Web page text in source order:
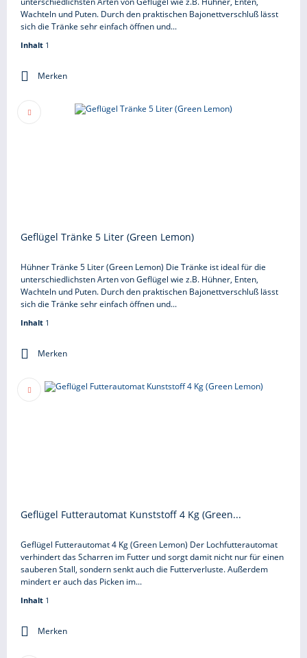
Wachteln und Puten. Durch den praktischen Bajonettverschluß lässt
sich die Tränke sehr einfach öffnen und...
Inhalt 1
Merken
Geflügel Tränke 5 Liter (Green Lemon)
Hühner Tränke 5 Liter (Green Lemon) Die Tränke ist ideal für die
unterschiedlichsten Arten von Geflügel wie z.B. Hühner, Enten,
Wachteln und Puten. Durch den praktischen Bajonettverschluß lässt
sich die Tränke sehr einfach öffnen und...
Inhalt 1
Merken
Geflügel Futterautomat Kunststoff 4 Kg (Green...
Geflügel Futterautomat 4 Kg (Green Lemon) Der Lochfutterautomat
verhindert das Scharren im Futter und sorgt damit nicht nur für einen
sauberen Stall, sondern senkt auch die Futterverluste. Außerdem
mindert er auch das Picken im...
Inhalt 1
Merken